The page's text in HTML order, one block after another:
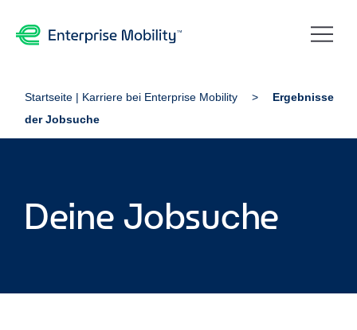
Startseite | Karriere bei Enterprise Mobility
Ergebnisse
der Jobsuche
Deine Jobsuche